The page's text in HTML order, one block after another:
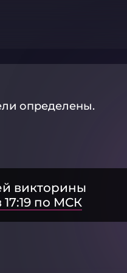
определены.
викторины
17:19 по МСК